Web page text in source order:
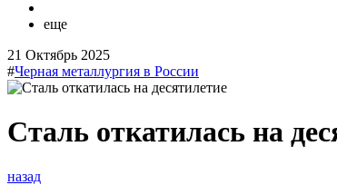
еще
21 Октябрь 2025
#Черная металлургия в России
Сталь откатилась на
назад